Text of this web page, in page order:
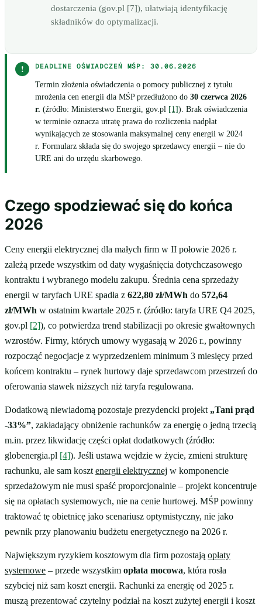
dostarczenia (gov.pl [7]), ułatwiają identyfikację
składników do optymalizacji.
! DEADLINE OŚWIADCZEŃ MŚP: 30.06.2026
Termin złożenia oświadczenia o pomocy publicznej z tytułu
mrożenia cen energii dla MŚP przedłużono do 30 czerwca 2026
r. (źródło: Ministerstwo Energii, gov.pl [1]). Brak oświadczenia
w terminie oznacza utratę prawa do rozliczenia nadpłat
wynikających ze stosowania maksymalnej ceny energii w 2024
r. Formularz składa się do swojego sprzedawcy energii – nie do
URE ani do urzędu skarbowego.
Czego spodziewać się do końca
2026
Ceny energii elektrycznej dla małych firm w II połowie 2026 r.
zależą przede wszystkim od daty wygaśnięcia dotychczasowego
kontraktu i wybranego modelu zakupu. Średnia cena sprzedaży
energii w taryfach URE spadła z 622,80 zł/MWh do 572,64
zł/MWh w ostatnim kwartale 2025 r. (źródło: taryfa URE Q4 2025,
gov.pl [2]), co potwierdza trend stabilizacji po okresie gwałtownych
wzrostów. Firmy, których umowy wygasają w 2026 r., powinny
rozpocząć negocjacje z wyprzedzeniem minimum 3 miesięcy przed
końcem kontraktu – rynek hurtowy daje sprzedawcom przestrzeń do
oferowania stawek niższych niż taryfa regulowana.
Dodatkową niewiadomą pozostaje prezydencki projekt „Tani prąd
-33%”, zakładający obniżenie rachunków za energię o jedną trzecią
m.in. przez likwidację części opłat dodatkowych (źródło:
globenergia.pl [4]). Jeśli ustawa wejdzie w życie, zmieni strukturę
rachunku, ale sam koszt energii elektrycznej w komponencie
sprzedażowym nie musi spaść proporcjonalnie – projekt koncentruje
się na opłatach systemowych, nie na cenie hurtowej. MŚP powinny
traktować tę obietnicę jako scenariusz optymistyczny, nie jako
pewnik przy planowaniu budżetu energetycznego na 2026 r.
Największym ryzykiem kosztowym dla firm pozostają opłaty
systemowe – przede wszystkim opłata mocowa, która rosła
szybciej niż sam koszt energii. Rachunki za energię od 2025 r.
muszą prezentować czytelny podział na koszt zużytej energii i koszt